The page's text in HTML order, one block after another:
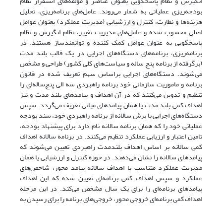
بودجه‌ریزی عملیاتی به شمار می‌روند. عامل‌های برنامه‌ریزی، تحلیل
هزینه‌ها و نظارت، کنترل و ارزشیابی (مدیریت عملکرد) بعنوان عوامل
اصلی محسوب شده و عامل‌های مدیریت تغییر، نظام انگیزش و نظام
پاسخگویی به عنوان عوامل کمک کننده و توانمندساز هستند. در
برنامه‌ریزی، برنامه‌های دستگاه‌های اجرایی در یک قالب بلند مدت
(برگرفته از برنامه پنج ‌ساله و سیاست‌های کلی کشور) طراحی و مشخص
می‌شوند. دستگاه‌های اجرایی براساس سهم تعریف شده در قانون
برنامه و ماموریت سازمانی خود برنامه راهبردی سه الی پنج‌ساله‌ای را
تنظیم و تدوین می‌کنند که در آن اهداف و پیامدهای بلند مدت و نیز
اهداف کمی بلند مدت یا همان پیامدهای میانی تعریف می‌گردد. سپس
دستگاه‌های اجرایی با برش سالانه از برنامه راهبردی خود، سند بودجه
عملیاتی خود را که همان برنامه سالانه نام دارد برای پیشنهاد بودجه،
تامین اعتبار و ارزیابی عملکرد تنظیم می‌کنند. در برنامه سالانه اهداف
کمی سالانه بر اساس اهداف بلندمدت راهبردی تعیین می‌شوند که
پیامدهای سالانه را نشان می‌دهند. در حوزه کنترل و ارزشیابی یا همان
مدیریت عملکرد متناسب با اهداف سالانه پیامد محور، شاخص‌های
عملکرد و سپس اهداف کمی برنامه‌ای تعیین شده که این اهداف
پیامدهای برنامه‌ای را برای یک سال مشخص می‌کند. در این مرحله
اهداف کمی برنامه‌ای خروجی محور، خروجی‌های برنامه را برای رسیدن به